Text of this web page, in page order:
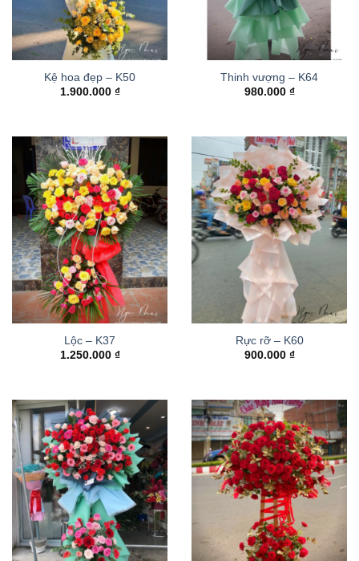
Kệ hoa đẹp – K50
1.900.000 ₫
Thinh vượng – K64
980.000 ₫
Lộc – K37
1.250.000 ₫
Rực rỡ – K60
900.000 ₫